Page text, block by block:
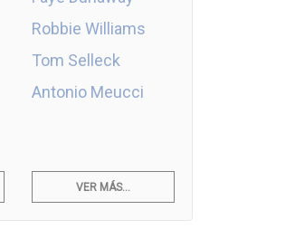
Robbie Williams
Tom Selleck
Antonio Meucci
VER MÁS...